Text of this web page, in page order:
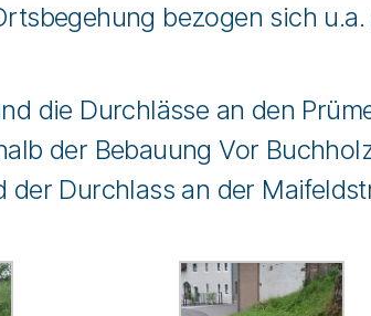
bezogen sich u.a.
die Durchlässe an den
der Bebauung Vor
der Durchlass an der